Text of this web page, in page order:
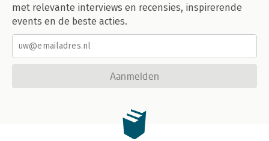
met relevante interviews en recensies, inspirerende
events en de beste acties.
Aanmelden